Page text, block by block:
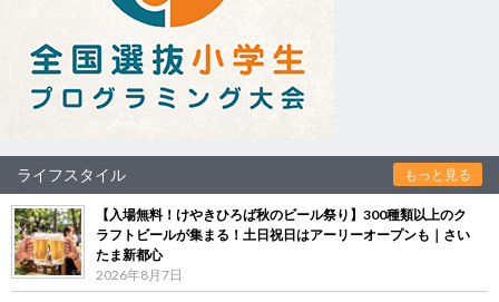
ライフスタイル もっと見る
【入場無料！けやきひろば秋のビール祭り】300種類以上のク
ラフトビールが集まる！土日祝日はアーリーオープンも｜さい
たま新都心
2026年8月7日